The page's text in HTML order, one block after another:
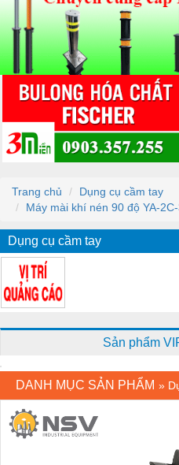
Trang chủ
Dụng cụ cầm tay
Máy mài khí nén 90 độ YA-
Dụng cụ cầm tay
Sản phẩm
DANH MỤC SẢN PHẨM »